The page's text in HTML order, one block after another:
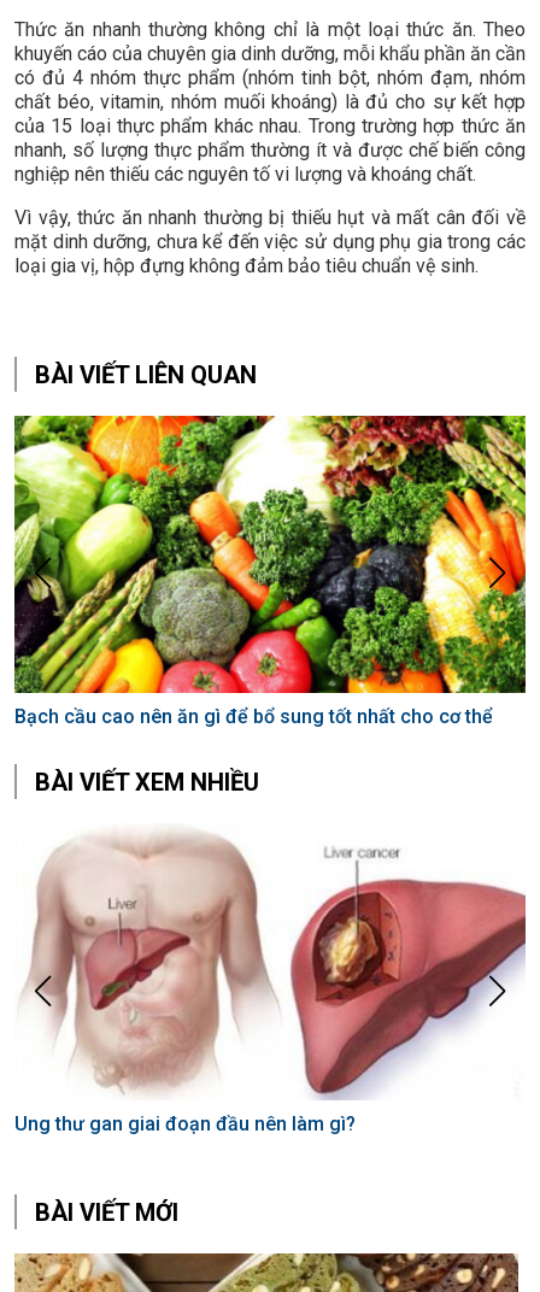
Thức ăn nhanh thường không chỉ là một loại thức ăn. Theo
khuyến cáo của chuyên gia dinh dưỡng, mỗi khẩu phần ăn cần
có đủ 4 nhóm thực phẩm (nhóm tinh bột, nhóm đạm, nhóm
chất béo, vitamin, nhóm muối khoáng) là đủ cho sự kết hợp
của 15 loại thực phẩm khác nhau. Trong trường hợp thức ăn
nhanh, số lượng thực phẩm thường ít và được chế biến công
nghiệp nên thiếu các nguyên tố vi lượng và khoáng chất.
Vì vậy, thức ăn nhanh thường bị thiếu hụt và mất cân đối về
mặt dinh dưỡng, chưa kể đến việc sử dụng phụ gia trong các
loại gia vị, hộp đựng không đảm bảo tiêu chuẩn vệ sinh.
BÀI VIẾT LIÊN QUAN
Bạch cầu cao nên ăn gì để bổ sung tốt nhất cho cơ thể
BÀI VIẾT XEM NHIỀU
Ung thư gan giai đoạn đầu nên làm gì?
BÀI VIẾT MỚI